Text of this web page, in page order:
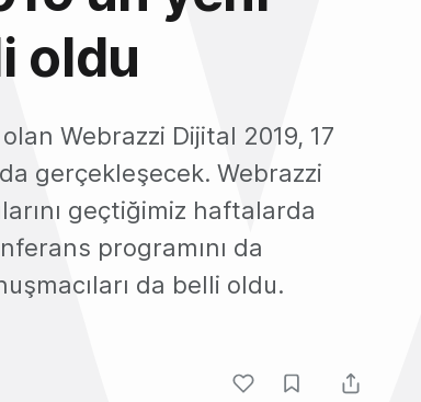
oldu
Webrazzi Dijital 2019, 17
gerçekleşecek. Webrazzi
geçtiğimiz haftalarda
programını da
da belli oldu.